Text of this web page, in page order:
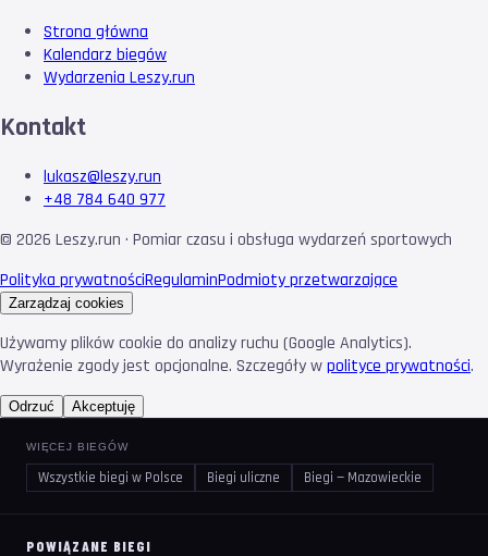
Strona główna
Kalendarz biegów
Wydarzenia Leszy.run
Kontakt
lukasz@leszy.run
+48 784 640 977
© 2026 Leszy.run · Pomiar czasu i obsługa wydarzeń sportowych
Polityka prywatnościRegulaminPodmioty przetwarzające
Zarządzaj cookies
Używamy plików cookie do analizy ruchu (Google Analytics).
Wyrażenie zgody jest opcjonalne. Szczegóły wpolityce prywatności.
Odrzuć Akceptuję
WIĘCEJ BIEGÓW
Wszystkie biegi w Polsce Biegi uliczne Biegi — Mazowieckie
POWIĄZANE BIEGI